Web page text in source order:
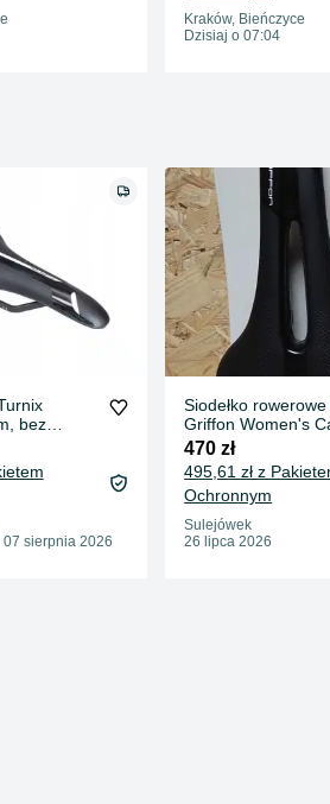
Kraków, Bieńczyce
Dzisiaj o 07:04
bez
sierpnia 2026
Siodełko
Griffon Women's
152mm NOWE
470 zł
495,61 zł z
Ochronnym
Sulejówek
26 lipca 2026